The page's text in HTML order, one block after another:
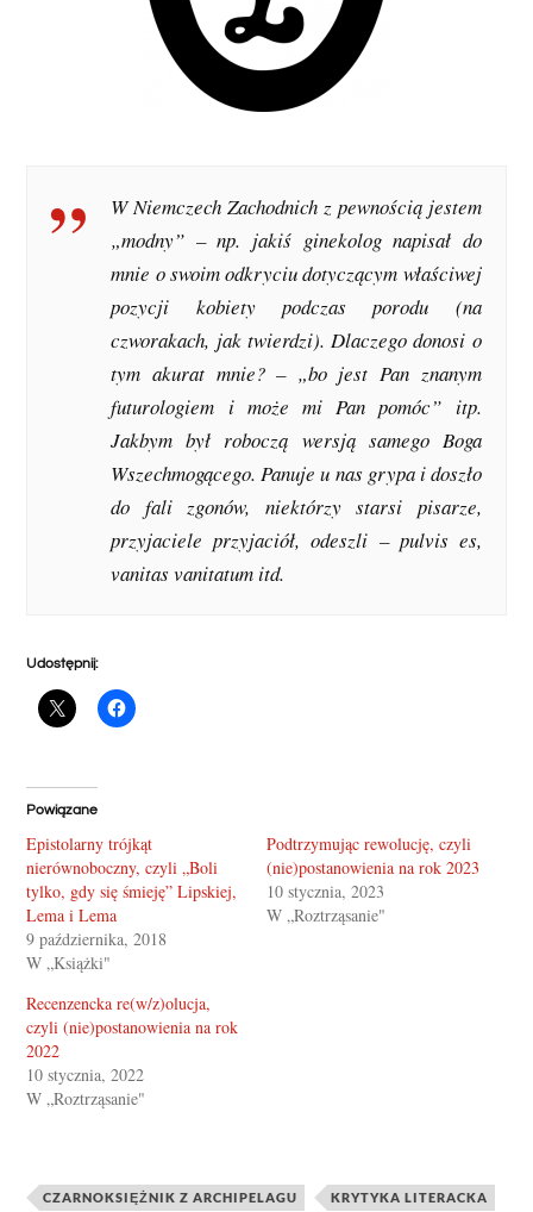
W Niemczech Zachodnich z pewnością jestem
„modny” – np. jakiś ginekolog napisał do
mnie o swoim odkryciu dotyczącym właściwej
pozycji kobiety podczas porodu (na
czworakach, jak twierdzi). Dlaczego donosi o
tym akurat mnie? – „bo jest Pan znanym
futurologiem i może mi Pan pomóc” itp.
Jakbym był roboczą wersją samego Boga
Wszechmogącego. Panuje u nas grypa i doszło
do fali zgonów, niektórzy starsi pisarze,
przyjaciele przyjaciół, odeszli – pulvis es,
vanitas vanitatum itd.
Udostępnij:
Powiązane
Epistolarny trójkąt
nierównoboczny, czyli „Boli
tylko, gdy się śmieję” Lipskiej,
Lema i Lema
9 października, 2018
W „Książki"
Podtrzymując rewolucję, czyli
(nie)postanowienia na rok 2023
10 stycznia, 2023
W „Roztrząsanie"
Recenzencka re(w/z)olucja,
czyli (nie)postanowienia na rok
2022
10 stycznia, 2022
W „Roztrząsanie"
CZARNOKSIĘŻNIK Z ARCHIPELAGU KRYTYKA LITERACKA